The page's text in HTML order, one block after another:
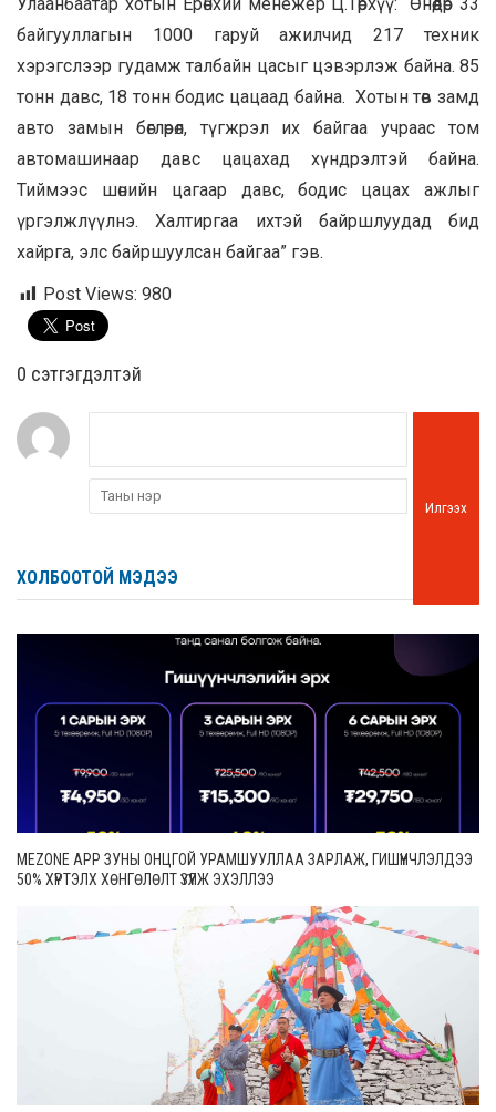
байгууллагын 1000 гаруй ажилчид 217 техник
хэрэгслээр гудамж талбайн цасыг цэвэрлэж байна. 85
тонн давс, 18 тонн бодис цацаад байна. Хотын төв замд
авто замын бөглөрөл, түгжрэл их байгаа учраас том
автомашинаар давс цацахад хүндрэлтэй байна.
Тиймээс шөнийн цагаар давс, бодис цацах ажлыг
үргэлжлүүлнэ. Халтиргаа ихтэй байршлуудад бид
хайрга, элс байршуулсан байгаа” гэв.
Post Views: 980
0 cэтгэгдэлтэй
Илгээх
ХОЛБООТОЙ МЭДЭЭ
MEZONE APP ЗУНЫ ОНЦГОЙ УРАМШУУЛЛАА ЗАРЛАЖ, ГИШҮҮНЧЛЭЛДЭЭ
50% ХҮРТЭЛХ ХӨНГӨЛӨЛТ ҮЗҮҮЛЖ ЭХЭЛЛЭЭ